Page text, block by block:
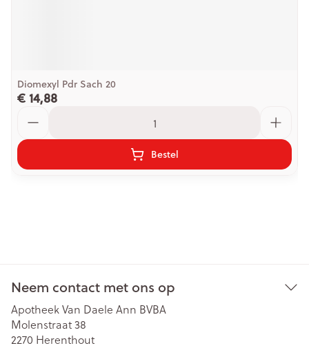
Diomexyl Pdr Sach 20
€ 14,88
Bestel
Neem contact met ons op
Apotheek Van Daele Ann BVBA
Molenstraat 38
2270 Herenthout